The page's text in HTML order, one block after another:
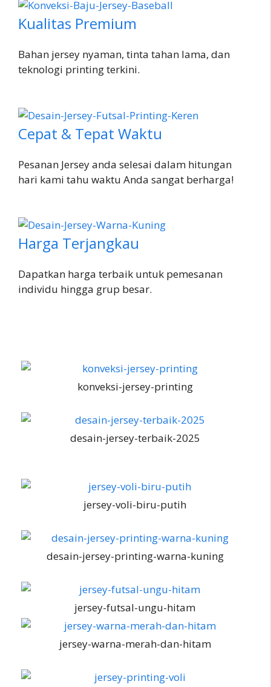
Kualitas Premium
Bahan jersey nyaman, tinta tahan lama, dan
teknologi printing terkini.
Cepat & Tepat Waktu
Pesanan Jersey anda selesai dalam hitungan
hari kami tahu waktu Anda sangat berharga!
Harga Terjangkau
Dapatkan harga terbaik untuk pemesanan
individu hingga grup besar.
konveksi-jersey-printing
desain-jersey-terbaik-2025
jersey-voli-biru-putih
desain-jersey-printing-warna-kuning
jersey-futsal-ungu-hitam
jersey-warna-merah-dan-hitam